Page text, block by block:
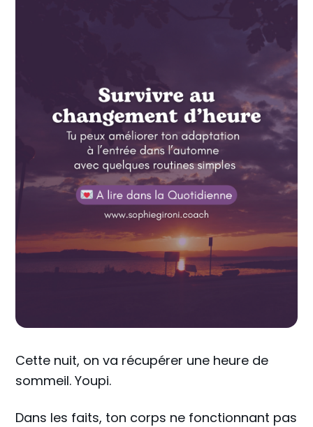
Cette nuit, on va récupérer une heure de
sommeil. Youpi.
Dans les faits, ton corps ne fonctionnant pas